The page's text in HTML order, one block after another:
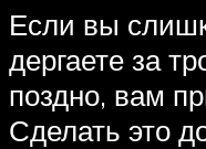
Если вы
дергаете за
поздно, вам
Сделать это